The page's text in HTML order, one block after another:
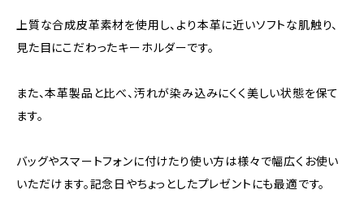
上質な合成皮革素材を使用し、より本革に近いソフトな肌触り、
見た目にこだわったキーホルダーです。
また、本革製品と比べ、汚れが染み込みにくく美しい状態を保て
ます。
バッグやスマートフォンに付けたり使い方は様々で幅広くお使い
いただけます。記念日やちょっとしたプレゼントにも最適です。